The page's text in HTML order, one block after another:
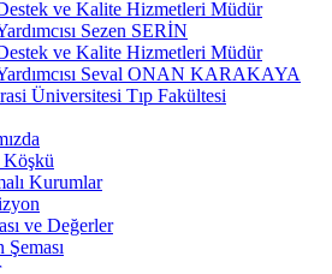
ve Kalite Hizmetleri Müdür
Sezen SERİN
ve Kalite Hizmetleri Müdür
Seval ONAN KARAKAYA
Üniversitesi Tıp Fakültesi
Köşkü
Kurumlar
ve Değerler